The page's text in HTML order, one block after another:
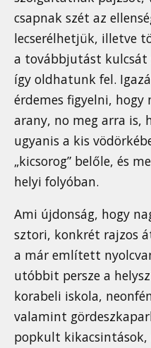
csapnak szét az
lecserélhetjük, illetve
a továbbjutást kulcsát
így oldhatunk fel.
érdemes figyelni,
arany, no meg arra is,
ugyanis a kis
„kicsorog” belőle, és
helyi folyóban.
Ami újdonság, hogy
sztori, konkrét rajzos
a már említett
utóbbit persze a
korabeli iskola,
valamint
popkult